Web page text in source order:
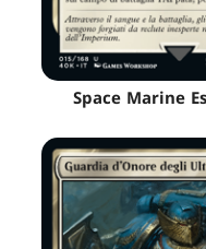
Space Marine